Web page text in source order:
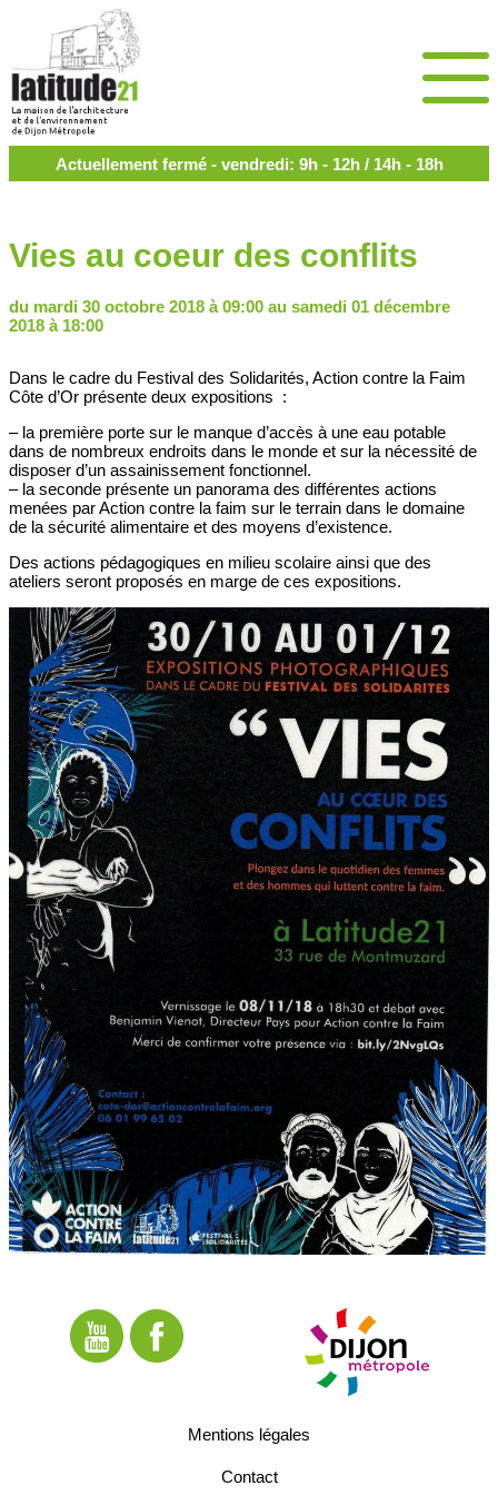
Actuellement fermé - vendredi: 9h - 12h / 14h - 18h
Vies au coeur des conflits
du mardi 30 octobre 2018 à 09:00 au samedi 01 décembre
2018 à 18:00
Dans le cadre du Festival des Solidarités, Action contre la Faim
Côte d’Or présente deux expositions :
– la première porte sur le manque d’accès à une eau potable
dans de nombreux endroits dans le monde et sur la nécessité de
disposer d’un assainissement fonctionnel.
– la seconde présente un panorama des différentes actions
menées par Action contre la faim sur le terrain dans le domaine
de la sécurité alimentaire et des moyens d’existence.
Des actions pédagogiques en milieu scolaire ainsi que des
ateliers seront proposés en marge de ces expositions.
Mentions légales
Contact